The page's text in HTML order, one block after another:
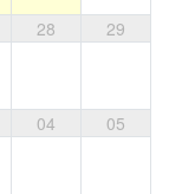
28 29
04 05